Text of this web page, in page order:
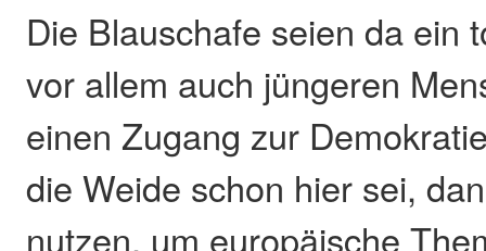
Die Blauschafe seien da ein
vor allem auch jüngeren
einen Zugang zur
die Weide schon hier sei,
nutzen, um europäische